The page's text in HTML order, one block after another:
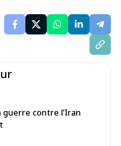
guerre contre l’Iran